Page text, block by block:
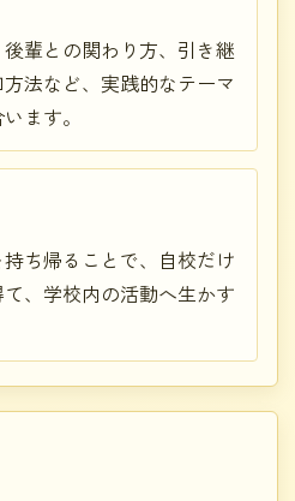
輩との関わり方、引き継
法など、実践的なテーマ
ます。
ち帰ることで、自校だけ
、学校内の活動へ生かす